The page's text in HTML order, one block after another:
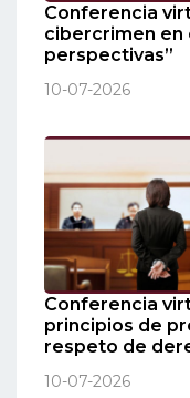
Conferencia
cibercrimen en
perspectivas”
10-07-2026
Conferencia
principios de
respeto de
10-07-2026